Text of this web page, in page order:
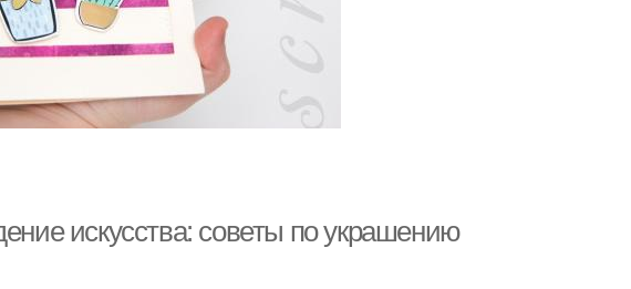
искусства: советы по украшению